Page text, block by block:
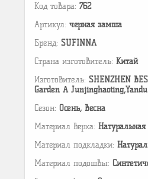
Код товара: 762
Артикул: черная замша
Бренд: SUFINNA
Страна изготовитель: Китай
Изготовитель: SHENZHEN
Garden A
Сезон: Осень, Весна
Материал верха:
Материал подкладки:
Материал подошвы: